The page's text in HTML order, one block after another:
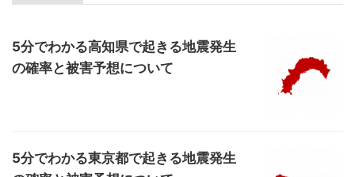
5分でわかる高知県で起きる地震発生
の確率と被害予想について
5分でわかる東京都で起きる地震発生